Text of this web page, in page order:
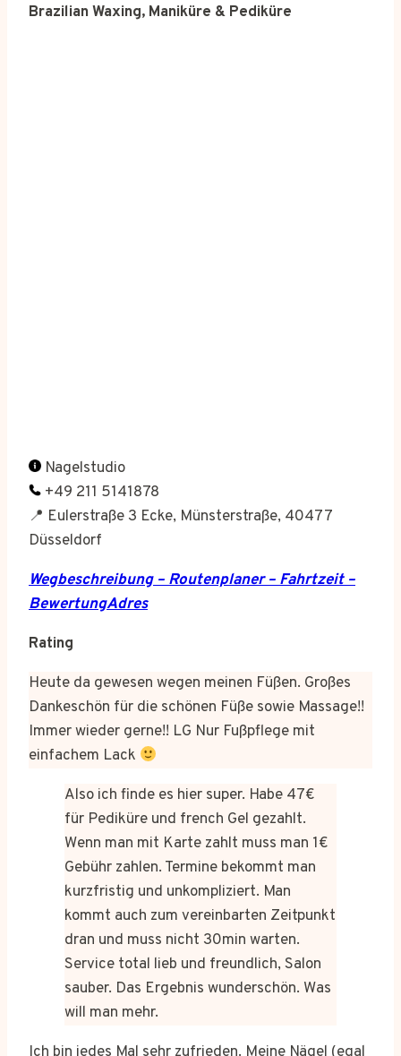
Brazilian Waxing, Maniküre & Pediküre
Nagelstudio
+49 211 5141878
📍 Eulerstraße 3 Ecke, Münsterstraße, 40477
Düsseldorf
Wegbeschreibung – Routenplaner – Fahrtzeit –
BewertungAdres
Rating
Heute da gewesen wegen meinen Füßen. Großes
Dankeschön für die schönen Füße sowie Massage!!
Immer wieder gerne!! LG Nur Fußpflege mit
einfachem Lack
Also ich finde es hier super. Habe 47€
für Pediküre und french Gel gezahlt.
Wenn man mit Karte zahlt muss man 1€
Gebühr zahlen. Termine bekommt man
kurzfristig und unkompliziert. Man
kommt auch zum vereinbarten Zeitpunkt
dran und muss nicht 30min warten.
Service total lieb und freundlich, Salon
sauber. Das Ergebnis wunderschön. Was
will man mehr.